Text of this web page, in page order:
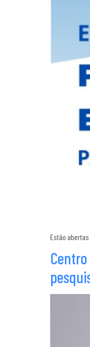
Estão